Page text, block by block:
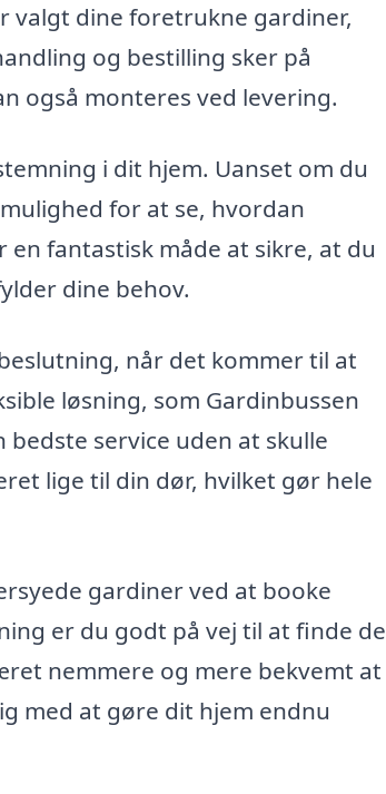
valgt dine foretrukne gardiner,
og bestilling sker på
også monteres ved levering.
i dit hjem. Uanset om du
for at se, hvordan
fantastisk måde at sikre, at du
dine behov.
når det kommer til at
løsning, som Gardinbussen
service uden at skulle
lige til din dør, hvilket gør hele
gardiner ved at booke
er du godt på vej til at finde de
nemmere og mere bekvemt at
med at gøre dit hjem endnu